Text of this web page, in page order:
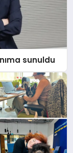
sunuldu